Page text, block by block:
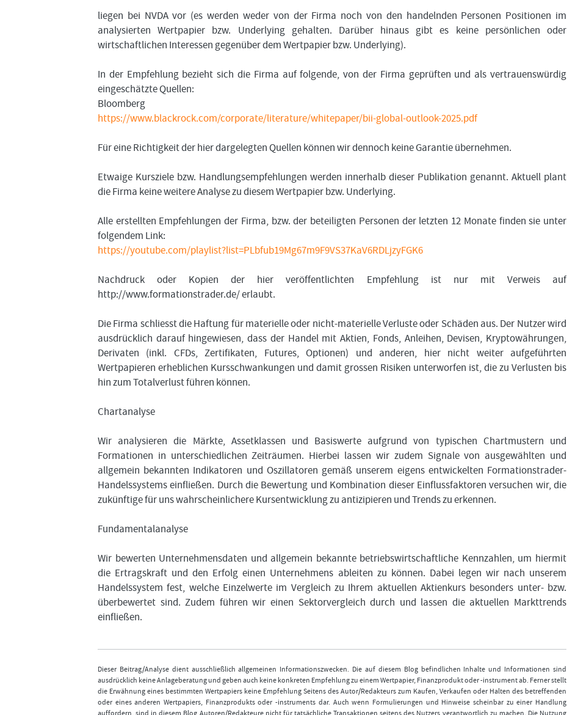
liegen bei NVDA vor (es werden weder von der Firma noch von den handelnden Personen Positionen im
analysierten Wertpapier bzw. Underlying gehalten. Darüber hinaus gibt es keine persönlichen oder
wirtschaftlichen Interessen gegenüber dem Wertpapier bzw. Underlying).
In der Empfehlung bezieht sich die Firma auf folgende, von der Firma geprüften und als vertrauenswürdig
eingeschätzte Quellen:
Bloomberg
https://www.blackrock.com/corporate/literature/whitepaper/bii-global-outlook-2025.pdf
Für eine Richtigkeit der hier dargelegten Quellen können wir dennoch keine Garantie übernehmen.
Etwaige Kursziele bzw. Handlungsempfehlungen werden innerhalb dieser Publikation genannt. Aktuell plant
die Firma keine weitere Analyse zu diesem Wertpapier bzw. Underlying.
Alle erstellten Empfehlungen der Firma, bzw. der beteiligten Personen der letzten 12 Monate finden sie unter
folgendem Link:
https://youtube.com/playlist?list=PLbfub19Mg67m9F9VS37KaV6RDLjzyFGK6
Nachdruck oder Kopien der hier veröffentlichten Empfehlung ist nur mit Verweis auf
http://www.formationstrader.de/ erlaubt.
Die Firma schliesst die Haftung für materielle oder nicht-materielle Verluste oder Schäden aus. Der Nutzer wird
ausdrücklich darauf hingewiesen, dass der Handel mit Aktien, Fonds, Anleihen, Devisen, Kryptowährungen,
Derivaten (inkl. CFDs, Zertifikaten, Futures, Optionen) und anderen, hier nicht weiter aufgeführten
Wertpapieren erheblichen Kursschwankungen und damit grossen Risiken unterworfen ist, die zu Verlusten bis
hin zum Totalverlust führen können.
Chartanalyse
Wir analysieren die Märkte, Assetklassen und Basiswerte aufgrund von typischen Chartmustern und
Formationen in unterschiedlichen Zeiträumen. Hierbei lassen wir zudem Signale von ausgewählten und
allgemein bekannten Indikatoren und Oszillatoren gemäß unserem eigens entwickelten Formationstrader-
Handelssystems einfließen. Durch die Bewertung und Kombination dieser Einflussfaktoren versuchen wir, die
zukünftige für uns wahrscheinlichere Kursentwicklung zu antizipieren und Trends zu erkennen.
Fundamentalanalyse
Wir bewerten Unternehmensdaten und allgemein bekannte betriebswirtschaftliche Kennzahlen, um hiermit
die Ertragskraft und den Erfolg einen Unternehmens ableiten zu können. Dabei legen wir nach unserem
Handelssystem fest, welche Einzelwerte im Vergleich zu Ihrem aktuellen Aktienkurs besonders unter- bzw.
überbewertet sind. Zudem führen wir einen Sektorvergleich durch und lassen die aktuellen Markttrends
einfließen.
Dieser Beitrag/Analyse dient ausschließlich allgemeinen Informationszwecken. Die auf diesem Blog befindlichen Inhalte und Informationen sind
ausdrücklich keine Anlageberatung und geben auch keine konkreten Empfehlung zu einem Wertpapier, Finanzprodukt oder -instrument ab. Ferner stellt
die Erwähnung eines bestimmten Wertpapiers keine Empfehlung Seitens des Autor/Redakteurs zum Kaufen, Verkaufen oder Halten des betreffenden
oder eines anderen Wertpapiers, Finanzprodukts oder -instruments dar. Auch wenn Formulierungen und Hinweise scheinbar zu einer Handlung